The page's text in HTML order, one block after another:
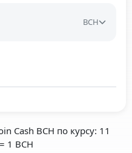
BCH
Cash BCH по курсу: 11
1 BCH